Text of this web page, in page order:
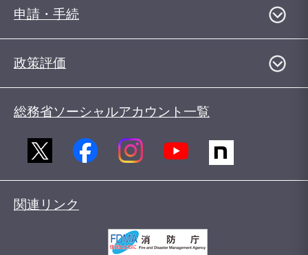
申請・手続
政策評価
総務省ソーシャルアカウント一覧
関連リンク